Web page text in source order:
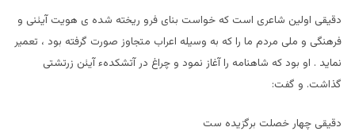
دقيقی اولين شاعری است که خواست بنای فرو ريخته شده ی هويت آيئنی و
فرهنگی و ملی مردم ما را که به وسيله اعراب متجاوز صورت گرفته بود ، تعمير
نمايد . او بود که شاهنامه را آغاز نمود و چراغ در آتشکدهء آيئن زرتشتی
گذاشت. و گفت:
دقيقی چهار خصلت برگزيده ست